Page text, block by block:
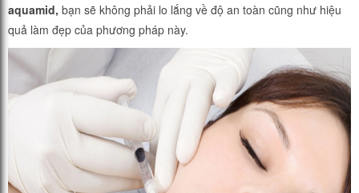
aquamid, bạn sẽ không phải lo lắng về độ an toàn cũng như hiệu
quả làm đẹp của phương pháp này.